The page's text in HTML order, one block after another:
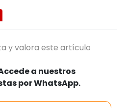
y valora este artículo
a nuestros
por WhatsApp.